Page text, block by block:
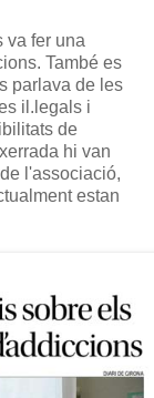
va fer una
També es
parlava de les
il.legals i
de
hi van
l'associació,
estan